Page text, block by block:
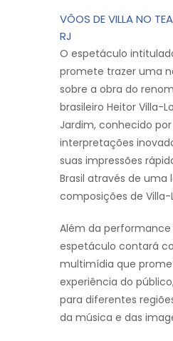
VÔOS DE VILLA NO
RJ
O espetáculo
promete trazer uma
sobre a obra do
brasileiro Heitor Villa-
Jardim, conhecido por
interpretações
suas impressões
Brasil através de uma
composições de Villa-
Além da performance
espetáculo contará
multimídia que
experiência do
para diferentes
da música e das